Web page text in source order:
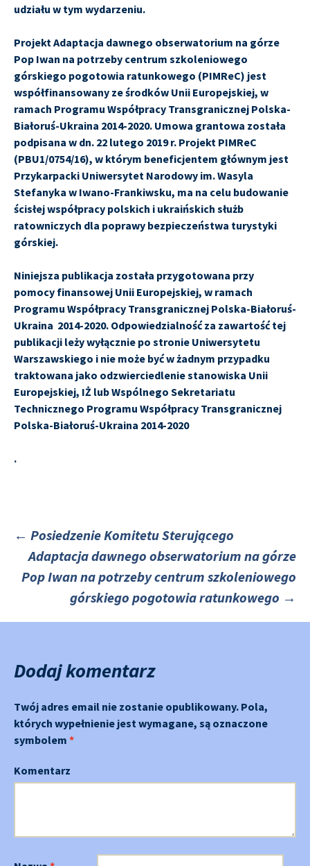
udziału w tym wydarzeniu.
Projekt Adaptacja dawnego obserwatorium na górze
Pop Iwan na potrzeby centrum szkoleniowego
górskiego pogotowia ratunkowego (PIMReC) jest
współfinansowany ze środków Unii Europejskiej, w
ramach Programu Współpracy Transgranicznej Polska-
Białoruś-Ukraina 2014-2020. Umowa grantowa została
podpisana w dn. 22 lutego 2019 r. Projekt PIMReC
(PBU1/0754/16), w którym beneficjentem głównym jest
Przykarpacki Uniwersytet Narodowy im. Wasyla
Stefanyka w Iwano-Frankiwsku, ma na celu budowanie
ścisłej współpracy polskich i ukraińskich służb
ratowniczych dla poprawy bezpieczeństwa turystyki
górskiej.
Niniejsza publikacja została przygotowana przy
pomocy finansowej Unii Europejskiej, w ramach
Programu Współpracy Transgranicznej Polska-Białoruś-
Ukraina 2014-2020. Odpowiedzialność za zawartość tej
publikacji leży wyłącznie po stronie Uniwersytetu
Warszawskiego i nie może być w żadnym przypadku
traktowana jako odzwierciedlenie stanowiska Unii
Europejskiej, IŻ lub Wspólnego Sekretariatu
Technicznego Programu Współpracy Transgranicznej
Polska-Białoruś-Ukraina 2014-2020
.
Nawigacja
po
← Posiedzenie Komitetu Sterującego
Adaptacja dawnego obserwatorium na górze
Pop Iwan na potrzeby centrum szkoleniowego
górskiego pogotowia ratunkowego →
Dodaj komentarz
Twój adres email nie zostanie opublikowany. Pola,
których wypełnienie jest wymagane, są oznaczone
symbolem *
Komentarz